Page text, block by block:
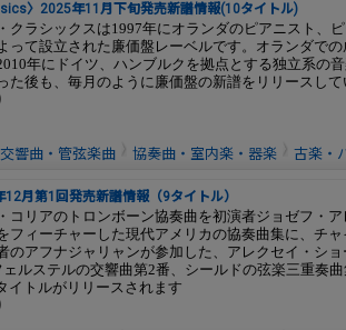
〉2025年11月下旬発売新譜情報(10タイトル)
クラシックスは1997年にオランダのピアニスト、
って設立された廉価盤レーベルです。オランダで
年にドイツ、ハンブルクを拠点とする独立系の
た後も、毎月のように廉価盤の新譜をリリースして
交響曲・管弦楽曲 協奏曲・室内楽・器楽 古楽・
月第1回発売新譜情報（9タイトル）
コリアのトロンボーン協奏曲を初演者ジョゼフ・ア
フィーチャーした現代アメリカの協奏曲集に、チ
のアフナジャリャンが参加した、アレクセイ・シ
ルステルの交響曲第2番、シールドの弦楽三重奏
イトルがリリースされます